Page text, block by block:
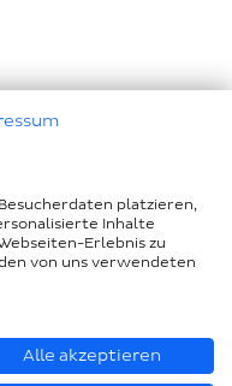
platzieren,
Inhalte
Erlebnis zu
von uns verwendeten
Alle akzeptieren